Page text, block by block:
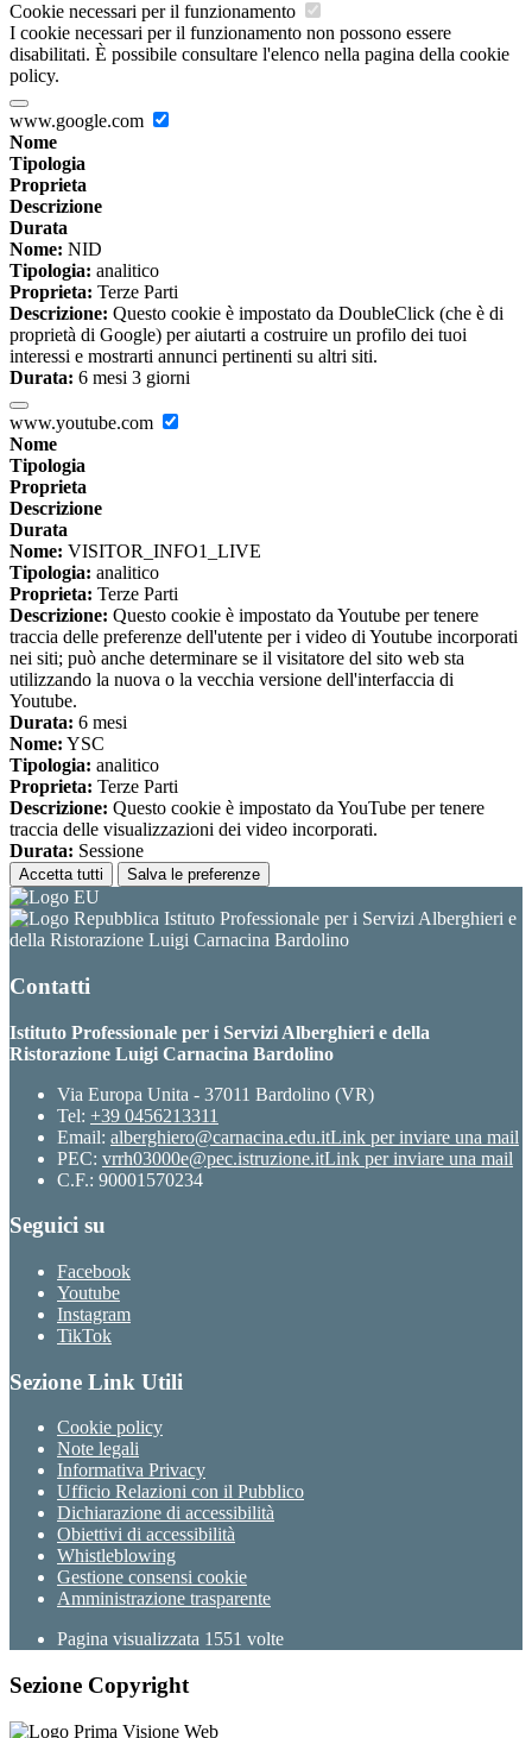
Cookie necessari per il funzionamento
I cookie necessari per il funzionamento non possono essere
disabilitati. È possibile consultare l'elenco nella pagina della cookie
policy.
www.google.com
Nome
Tipologia
Proprieta
Descrizione
Durata
Nome: NID
Tipologia: analitico
Proprieta: Terze Parti
Descrizione: Questo cookie è impostato da DoubleClick (che è di
proprietà di Google) per aiutarti a costruire un profilo dei tuoi
interessi e mostrarti annunci pertinenti su altri siti.
Durata: 6 mesi 3 giorni
www.youtube.com
Nome
Tipologia
Proprieta
Descrizione
Durata
Nome: VISITOR_INFO1_LIVE
Tipologia: analitico
Proprieta: Terze Parti
Descrizione: Questo cookie è impostato da Youtube per tenere
traccia delle preferenze dell'utente per i video di Youtube incorporati
nei siti; può anche determinare se il visitatore del sito web sta
utilizzando la nuova o la vecchia versione dell'interfaccia di
Youtube.
Durata: 6 mesi
Nome: YSC
Tipologia: analitico
Proprieta: Terze Parti
Descrizione: Questo cookie è impostato da YouTube per tenere
traccia delle visualizzazioni dei video incorporati.
Durata: Sessione
Accetta tutti Salva le preferenze
Istituto Professionale per i Servizi Alberghieri e
della Ristorazione Luigi Carnacina Bardolino
Contatti
Istituto Professionale per i Servizi Alberghieri e della
Ristorazione Luigi Carnacina Bardolino
Via Europa Unita - 37011 Bardolino (VR)
Tel: +39 0456213311
Email: alberghiero@carnacina.edu.itLink per inviare una mail
PEC: vrrh03000e@pec.istruzione.itLink per inviare una mail
C.F.: 90001570234
Seguici su
Facebook
Youtube
Instagram
TikTok
Sezione Link Utili
Cookie policy
Note legali
Informativa Privacy
Ufficio Relazioni con il Pubblico
Dichiarazione di accessibilità
Obiettivi di accessibilità
Whistleblowing
Gestione consensi cookie
Amministrazione trasparente
Pagina visualizzata 1551 volte
Sezione Copyright